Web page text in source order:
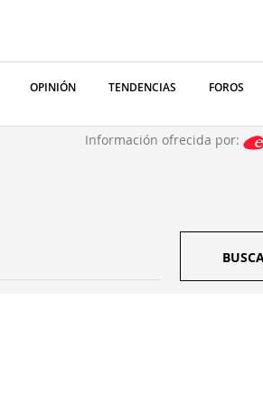
OPINIÓN TENDENCIAS FOROS
Información ofrecida por: